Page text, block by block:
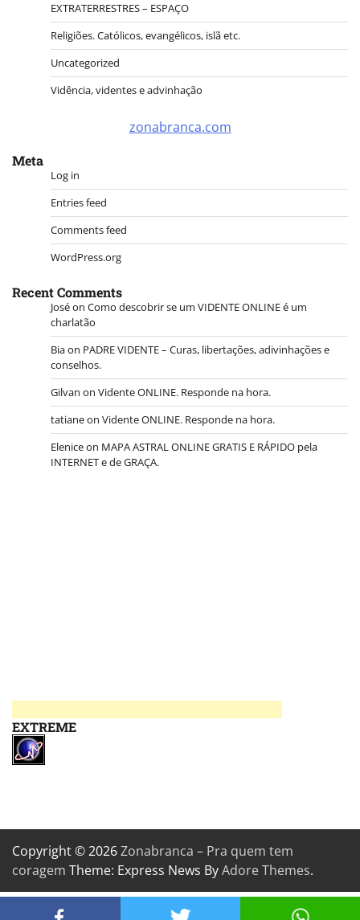
EXTRATERRESTRES – ESPAÇO
Religiões. Católicos, evangélicos, islã etc.
Uncategorized
Vidência, videntes e advinhação
zonabranca.com
Meta
Log in
Entries feed
Comments feed
WordPress.org
Recent Comments
Joséon Como descobrir se um VIDENTE ONLINE é um
charlatão
Biaon PADRE VIDENTE – Curas, libertações, adivinhações e
conselhos.
Gilvan on Vidente ONLINE. Responde na hora.
tatianeon Vidente ONLINE. Responde na hora.
Eleniceon MAPA ASTRAL ONLINE GRATIS E RÁPIDO pela
INTERNET e de GRAÇA.
EXTREME
Copyright © 2026Zonabranca – Pra quem tem
coragem Theme: Express News ByAdore Themes.